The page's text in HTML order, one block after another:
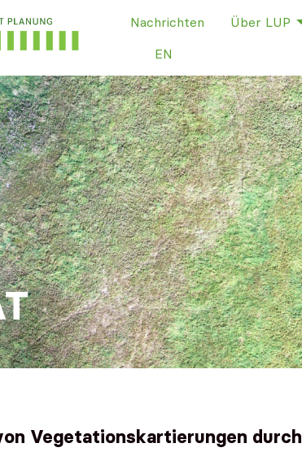
Nachrichten Über LUP
EN
Vegetationskartierungen durch